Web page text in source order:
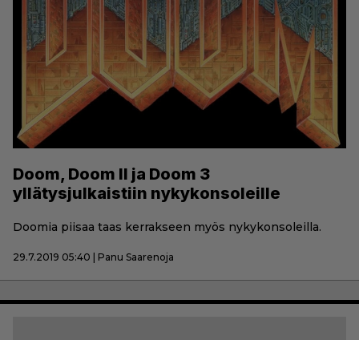
Doom, Doom II ja Doom 3
yllätysjulkaistiin nykykonsoleille
Doomia piisaa taas kerrakseen myös nykykonsoleilla.
29.7.2019 05:40 | Panu Saarenoja